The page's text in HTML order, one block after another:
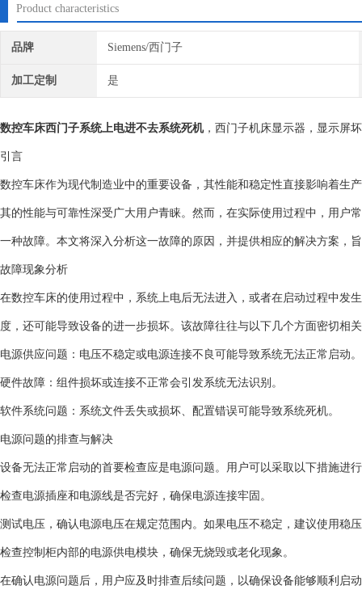
Product characteristics
品牌 Siemens/西门子
加工定制 是
数控车床西门子系统上电进不去系统死机，西门子机床显示器，显示屏
引言
数控车床作为现代制造业中的重要设备，其性能和稳定性直接影响着生
其的性能与可靠性深受广大用户青睐。然而，在实际使用过程中，用户
一种故障。本文将深入分析这一故障的原因，并提供相应的解决方案，
故障现象分析
在数控车床的使用过程中，系统上电后无法进入，或者在启动过程中发
度，还可能导致设备的进一步损坏。该故障往往与以下几个方面密切相
电源供应问题：电压不稳定或电源连接不良可能导致系统无法正常启动。
硬件故障：组件损坏或连接不正常会引发系统无法识别。
软件系统问题：系统文件丢失或损坏、配置错误可能导致系统死机。
电源问题的排查与解决
设备无法正常启动的首要检查应是电源问题。用户可以采取以下措施进
检查电源插座和电源线是否完好，确保电源连接牢固。
测试电压，确认电源电压在规定范围内。如果电压不稳定，建议使用稳
检查控制柜内部的电源供电模块，确保无烧毁或老化现象。
在确认电源问题后，用户应及时排查后续问题，以确保设备能够顺利启